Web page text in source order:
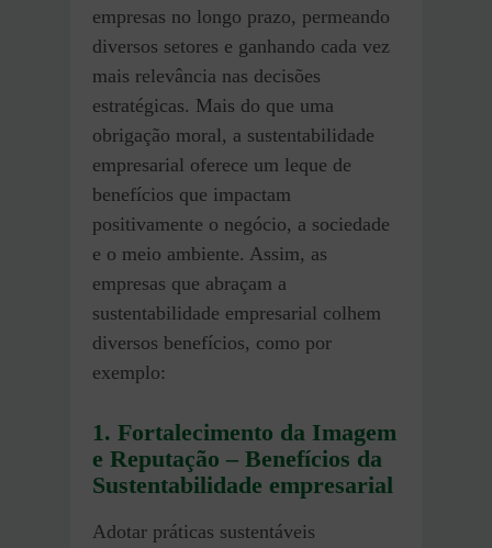
empresas no longo prazo, permeando
diversos setores e ganhando cada vez
mais relevância nas decisões
estratégicas. Mais do que uma
obrigação moral, a sustentabilidade
empresarial oferece um leque de
benefícios que impactam
positivamente o negócio, a sociedade
e o meio ambiente. Assim, as
empresas que abraçam a
sustentabilidade empresarial colhem
diversos benefícios, como por
exemplo:
1. Fortalecimento da Imagem
e Reputação – Benefícios da
Sustentabilidade empresarial
Adotar práticas sustentáveis